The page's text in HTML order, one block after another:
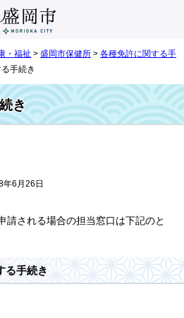
・福祉 > 盛岡市保健所 > 各種免許に関する手
手続き
き
6月26日
請される場合の担当窓口は下記のと
る手続き